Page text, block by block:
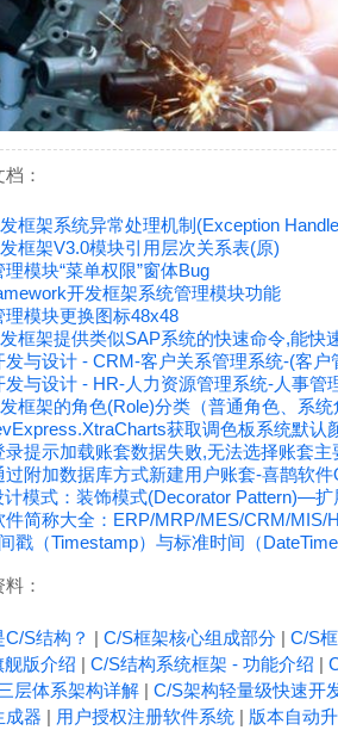
：
框架系统异常处理机制(Exception
框架V3.0模块引用层次关系表(原)
理模块“菜单权限”窗体Bug
开发框架系统管理模块功能
理模块更换图标48x48
框架提供类似SAP系统的快速命令,能快
发与设计 - CRM-客户关系管理系统-(客户
发与设计 - HR-人力资源管理系统-人事管
框架的角色(Role)分类（普通角色、系
获取调色板系统默认
录提示加载账套数据失败,无法选择账套
过附加数据库方式新建用户账套-喜鹊软
计模式：装饰模式(Decorator Pattern)—
件简称大全：ERP/MRP/MES/CRM/MIS/
戳（Timestamp）与标准时间（
：
S结构？ | C/S框架核心组成部分 | C/S
舰版介绍 | C/S结构系统框架 - 功能介绍 |
层体系架构详解 | C/S架构轻量级快速开
成器 | 用户授权注册软件系统 | 版本自动